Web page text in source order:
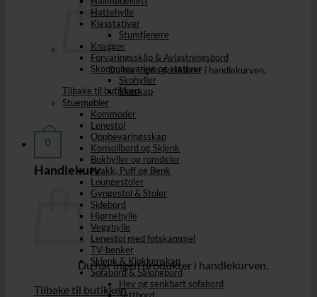
Du har ingen produkter i handlekurven.
Tilbake til butikken
0
Handlekurv
Du har ingen produkter i handlekurven.
Tilbake til butikken
Hattehylle
Klesstativer
Stumtjenere
Knagger
Förvaringsskåp & Avlastningsbord
Skooppbevaring og stativer
Skohyller
Skoskap
Stuemøbler
Kommoder
Lenestol
Oppbevaringsskap
Konsollbord og Skjenk
Bokhyller og romdeler
Krakk, Puff og Benk
Loungestoler
Gyngestol & Stoler
Sidebord
Hjørnehylle
Vegghylle
Lenestol med fotskammel
TV-benker
Skjenk & Kjøkkenskap
Sofabord & Salongbord
Hev og senkbart sofabord